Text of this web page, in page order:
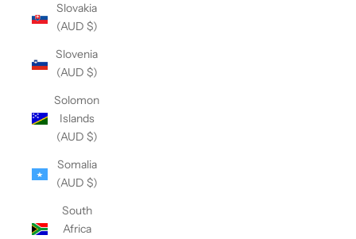
Slovakia
(AUD $)
Slovenia
(AUD $)
Solomon
Islands
(AUD $)
Somalia
(AUD $)
South
Africa